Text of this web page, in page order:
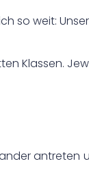
so weit:
Klassen.
antreten